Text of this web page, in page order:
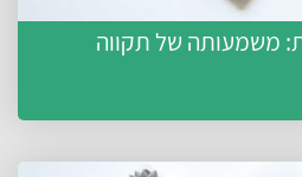
משמעותה של תקווה